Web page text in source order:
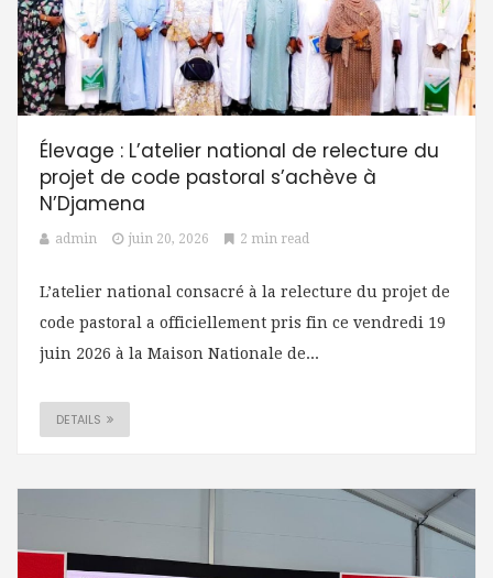
Élevage : L’atelier national de relecture du
projet de code pastoral s’achève à
N’Djamena
admin juin 20, 2026 2 min read
L’atelier national consacré à la relecture du projet de
code pastoral a officiellement pris fin ce vendredi 19
juin 2026 à la Maison Nationale de...
DETAILS